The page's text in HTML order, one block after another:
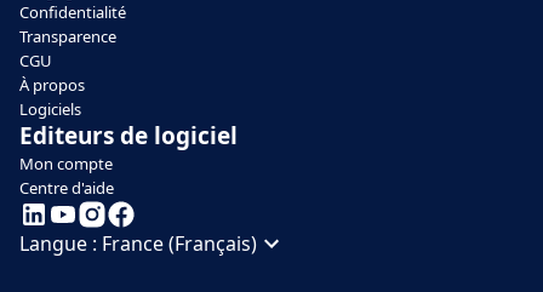
Confidentialité
Transparence
CGU
À propos
Logiciels
Editeurs de logiciel
Mon compte
Centre d'aide
Langue : France (Français)